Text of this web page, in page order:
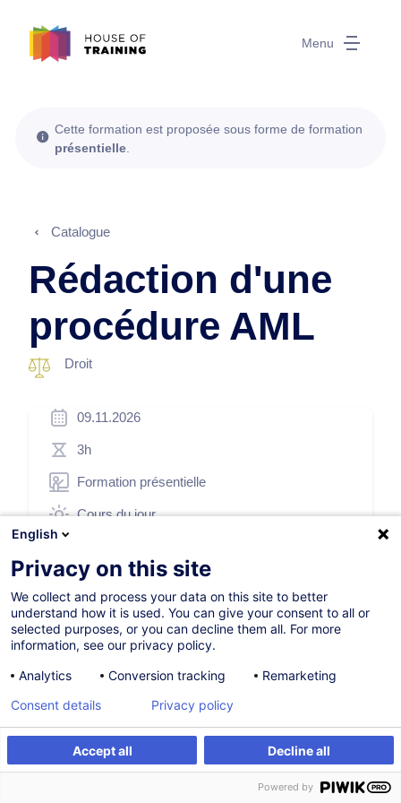
Menu
S'inscrire Formation sur mesure
Cette formation est proposée sous forme de formation
présentielle
Catalogue
Rédaction d'une
procédure AML
Droit
09.11.2026
3h
Formation présentielle
Cours du jour
009923
175,00EUR(+3% TVA)
S'inscrire
Formation sur mesure
English
Privacy on this site
We collect and process your data on this site to better
understand how it is used. You can give your consent to all or
selected purposes, or you can decline them all. For more
information, see our privacy policy.
Analytics
Conversion tracking Remarketing
Accept all Decline all
Consent details Privacy policy
Powered by